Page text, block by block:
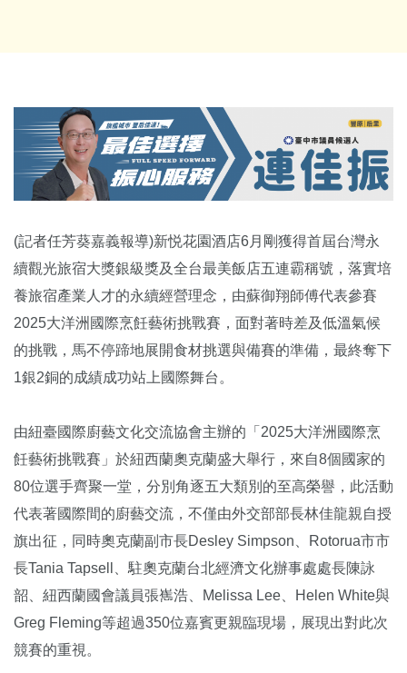
(記者任芳葵嘉義報導)新悦花園酒店6月剛獲得首屆台灣永
續觀光旅宿大獎銀級獎及全台最美飯店五連霸稱號，落實培
養旅宿產業人才的永續經營理念，由蘇御翔師傅代表參賽
2025大洋洲國際烹飪藝術挑戰賽，面對著時差及低溫氣候
的挑戰，馬不停蹄地展開食材挑選與備賽的準備，最終奪下
1銀2銅的成績成功站上國際舞台。
由紐臺國際廚藝文化交流協會主辦的「2025大洋洲國際烹
飪藝術挑戰賽」於紐西蘭奧克蘭盛大舉行，來自8個國家的
80位選手齊聚一堂，分別角逐五大類別的至高榮譽，此活動
代表著國際間的廚藝交流，不僅由外交部部長林佳龍親自授
旗出征，同時奧克蘭副市長Desley Simpson、Rotorua市市
長Tania Tapsell、駐奧克蘭台北經濟文化辦事處處長陳詠
韶、紐西蘭國會議員張嶲浩、Melissa Lee、Helen White與
Greg Fleming等超過350位嘉賓更親臨現場，展現出對此次
競賽的重視。